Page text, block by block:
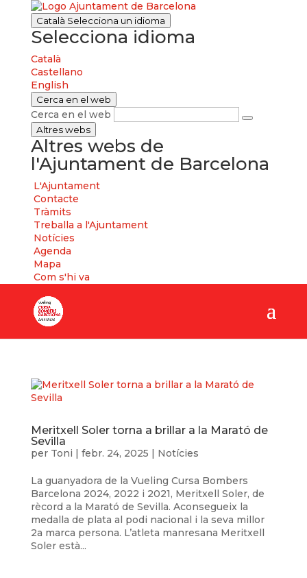
Català Selecciona un idioma
Selecciona idioma
Català
Castellano
English
Cerca en el web
Cerca en el web
Altres webs
Altres webs de
l'Ajuntament de Barcelona
L'Ajuntament
Contacte
Tràmits
Treballa a l'Ajuntament
Notícies
Agenda
Mapa
Com s'hi va
Meritxell Soler torna a brillar a la Marató de
Sevilla
per Toni | febr. 24, 2025 | Notícies
La guanyadora de la Vueling Cursa Bombers
Barcelona 2024, 2022 i 2021, Meritxell Soler, de
rècord a la Marató de Sevilla. Aconsegueix la
medalla de plata al podi nacional i la seva millor
2a marca persona. L’atleta manresana Meritxell
Soler està...